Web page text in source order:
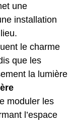
une
installation
le charme
que les
la lumière
moduler les
l’espace